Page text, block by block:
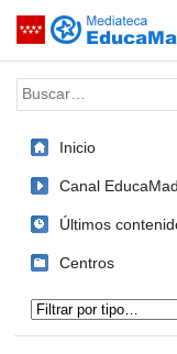
Saltar navegación
Palabra o frase:
Inicio
Canal
Últimos
Centros